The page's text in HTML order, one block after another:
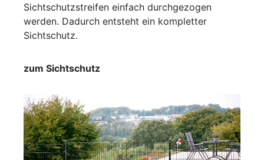
Sichtschutzstreifen einfach durchgezogen
werden. Dadurch entsteht ein kompletter
Sichtschutz.
zum Sichtschutz